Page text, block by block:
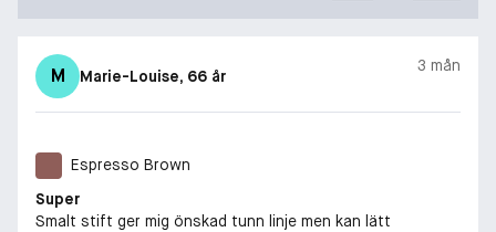
M Marie-Louise, 66 år
3 mån
Espresso Brown
Super
Smalt stift ger mig önskad tunn linje men kan lätt